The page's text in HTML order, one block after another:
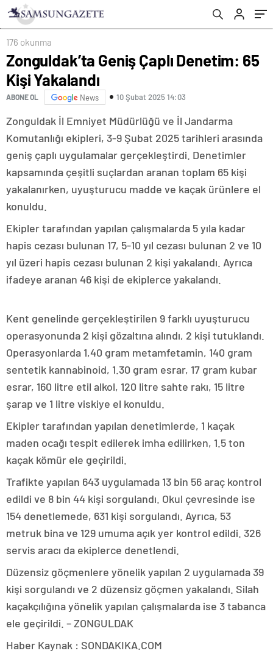
176 okunma
Zonguldak’ta Geniş Çaplı Denetim: 65
Kişi Yakalandı
ABONE OL News 10 Şubat 2025 14:03
Zonguldak İl Emniyet Müdürlüğü ve İl Jandarma
Komutanlığı ekipleri, 3-9 Şubat 2025 tarihleri arasında
geniş çaplı uygulamalar gerçekleştirdi. Denetimler
kapsamında çeşitli suçlardan aranan toplam 65 kişi
yakalanırken, uyuşturucu madde ve kaçak ürünlere el
konuldu.
Ekipler tarafından yapılan çalışmalarda 5 yıla kadar
hapis cezası bulunan 17, 5-10 yıl cezası bulunan 2 ve 10
yıl üzeri hapis cezası bulunan 2 kişi yakalandı. Ayrıca
ifadeye aranan 46 kişi de ekiplerce yakalandı.
Kent genelinde gerçekleştirilen 9 farklı uyuşturucu
operasyonunda 2 kişi gözaltına alındı, 2 kişi tutuklandı.
Operasyonlarda 1,40 gram metamfetamin, 140 gram
sentetik kannabinoid, 1.30 gram esrar, 17 gram kubar
esrar, 160 litre etil alkol, 120 litre sahte rakı, 15 litre
şarap ve 1 litre viskiye el konuldu.
Ekipler tarafından yapılan denetimlerde, 1 kaçak
maden ocağı tespit edilerek imha edilirken, 1.5 ton
kaçak kömür ele geçirildi.
Trafikte yapılan 643 uygulamada 13 bin 56 araç kontrol
edildi ve 8 bin 44 kişi sorgulandı. Okul çevresinde ise
154 denetlemede, 631 kişi sorgulandı. Ayrıca, 53
metruk bina ve 129 umuma açık yer kontrol edildi. 326
servis aracı da ekiplerce denetlendi.
Düzensiz göçmenlere yönelik yapılan 2 uygulamada 39
kişi sorgulandı ve 2 düzensiz göçmen yakalandı. Silah
kaçakçılığına yönelik yapılan çalışmalarda ise 3 tabanca
ele geçirildi. – ZONGULDAK
Haber Kaynak : SONDAKIKA.COM